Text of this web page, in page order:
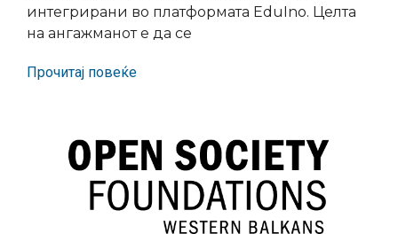
интегрирани во платформата EduIno. Целта
на ангажманот е да се
Прочитај повеќе